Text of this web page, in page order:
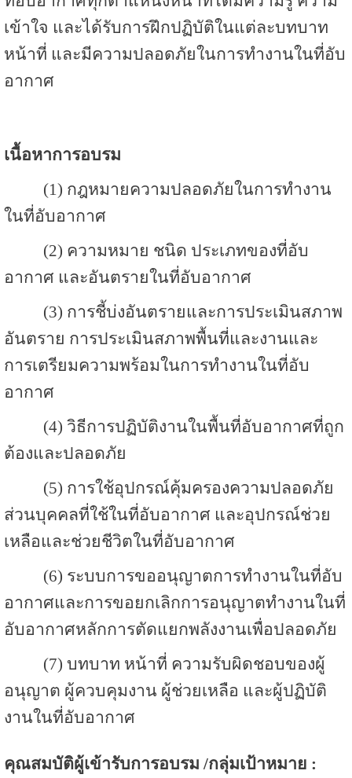
เข้าใจ และได้รับการฝึกปฏิบัติในแต่ละบทบาท
หน้าที่ และมีความปลอดภัยในการทำงานในที่อับ
อากาศ
เนื้อหาการอบรม
(1) กฎหมายความปลอดภัยในการทำงาน
ในที่อับอากาศ
(2) ความหมาย ชนิด ประเภทของที่อับ
อากาศ และอันตรายในที่อับอากาศ
(3) การชี้บ่งอันตรายและการประเมินสภาพ
อันตราย การประเมินสภาพพื้นที่และงานและ
การเตรียมความพร้อมในการทำงานในที่อับ
อากาศ
(4) วิธีการปฏิบัติงานในพื้นที่อับอากาศที่ถูก
ต้องและปลอดภัย
(5) การใช้อุปกรณ์คุ้มครองความปลอดภัย
ส่วนบุคคลที่ใช้ในที่อับอากาศ และอุปกรณ์ช่วย
เหลือและช่วยชีวิตในที่อับอากาศ
(6) ระบบการขออนุญาตการทำงานในที่อับ
อากาศและการขอยกเลิกการอนุญาตทำงานในที่
อับอากาศหลักการตัดแยกพลังงานเพื่อปลอดภัย
(7) บทบาท หน้าที่ ความรับผิดชอบของผู้
อนุญาต ผู้ควบคุมงาน ผู้ช่วยเหลือ และผู้ปฏิบัติ
งานในที่อับอากาศ
คุณสมบัติผู้เข้ารับการอบรม /กลุ่มเป้าหมาย :